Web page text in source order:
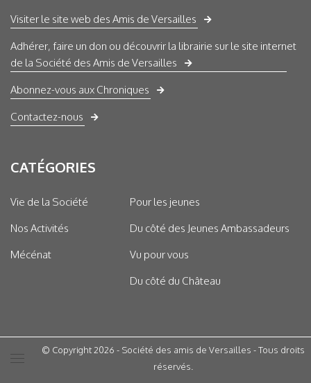
Visiter le site web des Amis de Versailles
Adhérer, faire un don ou découvrir la librairie sur le site internet
de la Société des Amis de Versailles
Abonnez-vous aux Chroniques
Contactez-nous
CATÉGORIES
Vie de la Société
Nos Activités
Mécénat
Pour les jeunes
Du côté des Jeunes Ambassadeurs
Vu pour vous
Du côté du Château
© Copyright 2026 - Société des amis de Versailles - Tous droits
réservés.